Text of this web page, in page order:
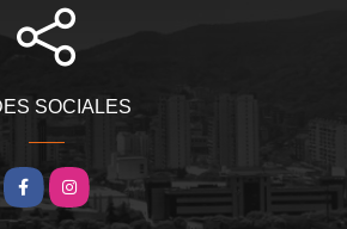
SOCIALES
Facebook
Instagram